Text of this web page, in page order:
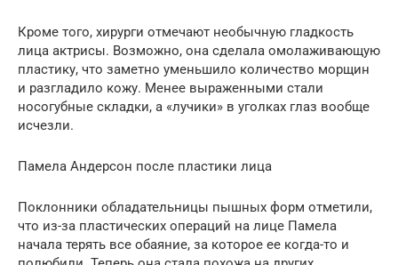
Кроме того, хирурги отмечают необычную гладкость
лица актрисы. Возможно, она сделала омолаживающую
пластику, что заметно уменьшило количество морщин
и разгладило кожу. Менее выраженными стали
носогубные складки, а «лучики» в уголках глаз вообще
исчезли.
Памела Андерсон после пластики лица
Поклонники обладательницы пышных форм отметили,
что из-за пластических операций на лице Памела
начала терять все обаяние, за которое ее когда-то и